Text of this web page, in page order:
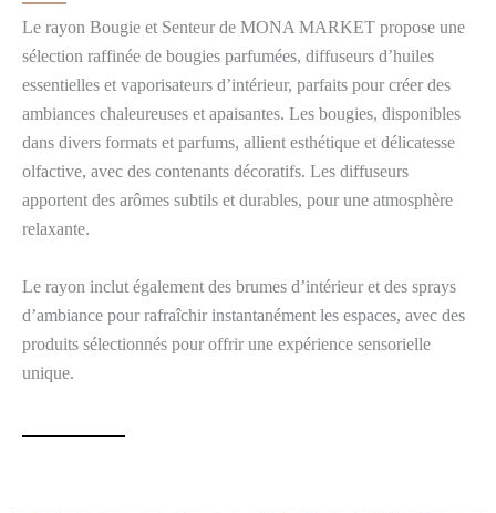
Le rayon Bougie et Senteur de MONA MARKET propose une
sélection raffinée de bougies parfumées, diffuseurs d’huiles
essentielles et vaporisateurs d’intérieur, parfaits pour créer des
ambiances chaleureuses et apaisantes. Les bougies, disponibles
dans divers formats et parfums, allient esthétique et délicatesse
olfactive, avec des contenants décoratifs. Les diffuseurs
apportent des arômes subtils et durables, pour une atmosphère
relaxante.
Le rayon inclut également des brumes d’intérieur et des sprays
d’ambiance pour rafraîchir instantanément les espaces, avec des
produits sélectionnés pour offrir une expérience sensorielle
unique.